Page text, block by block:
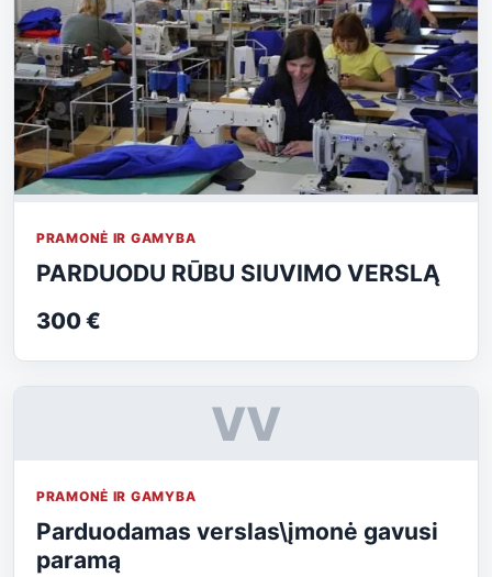
PRAMONĖ IR GAMYBA
PARDUODU RŪBU SIUVIMO VERSLĄ
300 €
VV
PRAMONĖ IR GAMYBA
Parduodamas verslas\įmonė gavusi
paramą